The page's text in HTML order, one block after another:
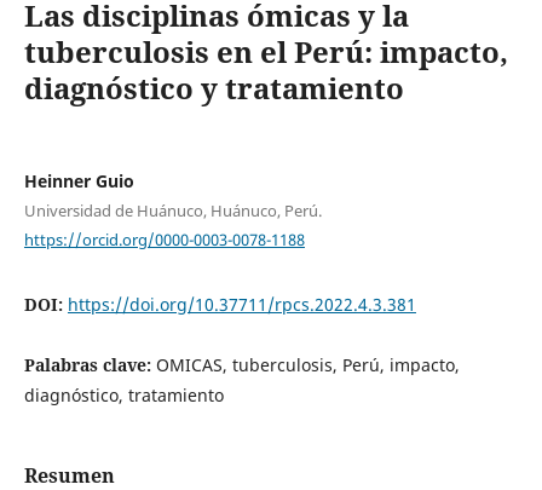
Las disciplinas ómicas y la
tuberculosis en el Perú: impacto,
diagnóstico y tratamiento
Heinner Guio
Universidad de Huánuco, Huánuco, Perú.
https://orcid.org/0000-0003-0078-1188
DOI: https://doi.org/10.37711/rpcs.2022.4.3.381
Palabras clave: OMICAS, tuberculosis, Perú, impacto,
diagnóstico, tratamiento
Resumen